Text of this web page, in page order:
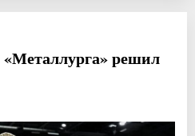
решил